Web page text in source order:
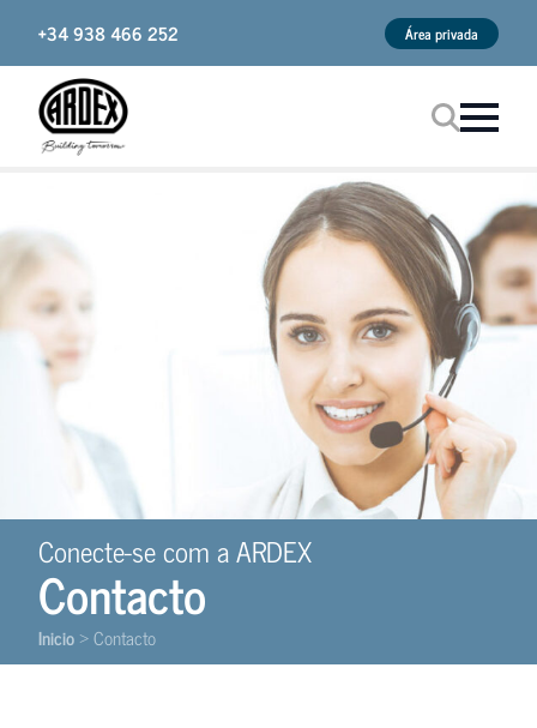
+34 938 466 252 Área privada
Conecte-se com a ARDEX
Contacto
Inicio > Contacto